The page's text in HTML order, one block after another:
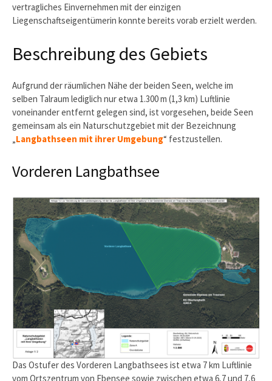
vertragliches Einvernehmen mit der einzigen
Liegenschaftseigentümerin konnte bereits vorab erzielt werden.
Beschreibung des Gebiets
Aufgrund der räumlichen Nähe der beiden Seen, welche im
selben Talraum lediglich nur etwa 1.300 m (1,3 km) Luftlinie
voneinander entfernt gelegen sind, ist vorgesehen, beide Seen
gemeinsam als ein Naturschutzgebiet mit der Bezeichnung
„Langbathseen mit ihrer Umgebung“ festzustellen.
Vorderen Langbathsee
Das Ostufer des Vorderen Langbathsees ist etwa 7 km Luftlinie
vom Ortszentrum von Ebensee sowie zwischen etwa 6,7 und 7,6